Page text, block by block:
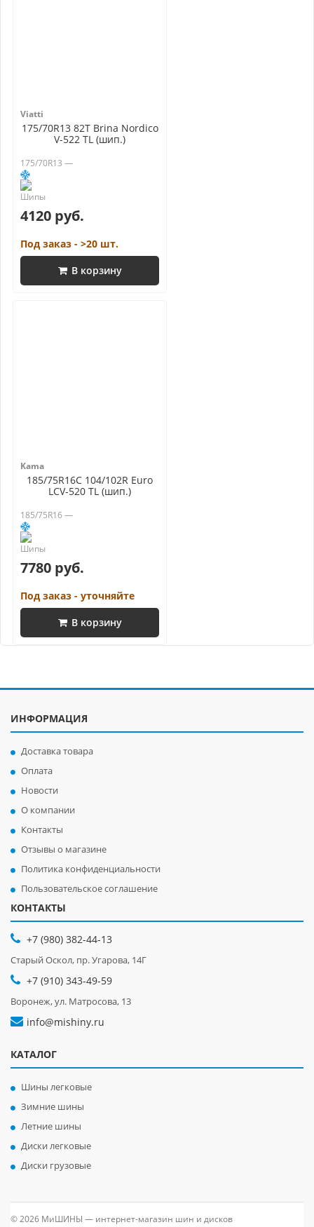
Viatti
175/70R13 82T Brina Nordico
V-522 TL (шип.)
175/70R13 —
4120 руб.
Под заказ - >20 шт.
В корзину
Kama
185/75R16C 104/102R Euro
LCV-520 TL (шип.)
185/75R16 —
7780 руб.
Под заказ - уточняйте
В корзину
ИНФОРМАЦИЯ
Доставка товара
Оплата
Новости
О компании
Контакты
Отзывы о магазине
Политика конфиденциальности
Пользовательское соглашение
КОНТАКТЫ
+7 (980) 382-44-13
Старый Оскол, пр. Угарова, 14Г
+7 (910) 343-49-59
Воронеж, ул. Матросова, 13
info@mishiny.ru
КАТАЛОГ
Шины легковые
Зимние шины
Летние шины
Диски легковые
Диски грузовые
© 2026 МиШИНЫ — интернет-магазин шин и дисков